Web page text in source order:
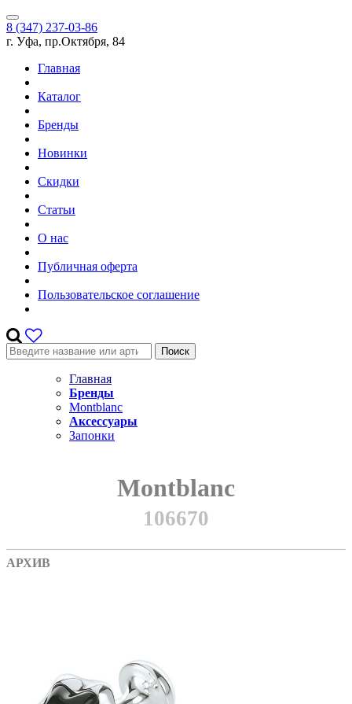
8 (347) 237-03-86
г. Уфа, пр.Октября, 84
Главная
Каталог
Бренды
Новинки
Скидки
Статьи
О нас
Публичная оферта
Пользовательское соглашение
Поиск
Главная
Бренды
Montblanc
Аксессуары
Запонки
Montblanc
106670
АРХИВ